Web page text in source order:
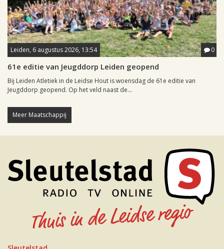
Leiden, 6 augustus 2026, 13:54 0
61e editie van Jeugddorp Leiden geopend
Bij Leiden Atletiek in de Leidse Hout is woensdag de 61e editie van
Jeugddorp geopend. Op het veld naast de...
Meer Maatschappij